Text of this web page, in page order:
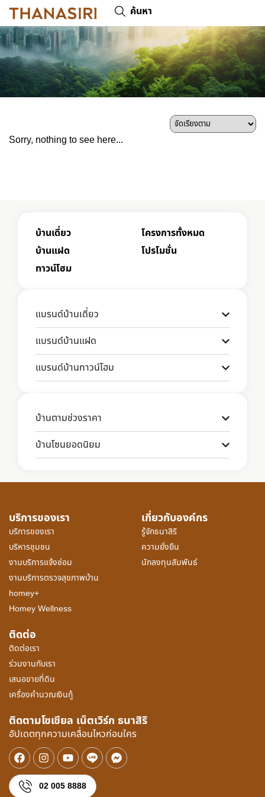
ค้นหา
Sorry, nothing to see here...
บ้านเดี่ยว
บ้านแฝด
ทาวน์โฮม
โครงการทั้งหมด
โปรโมชั่น
แบรนด์บ้านเดี่ยว
แบรนด์บ้านแฝด
แบรนด์บ้านทาวน์โฮม
บ้านตามช่วงราคา
บ้านโซนยอดนิยม
บริการของเรา
บริการของเรา
บริหารชุมชน
งานบริการแจ้งซ่อม
งานบริการตรวจสุขภาพบ้าน
homey+
Homey Wellness
เกี่ยวกับองค์กร
รู้จักธนาสิริ
ความยั่งยืน
นักลงทุนสัมพันธ์
ติดต่อ
ติดต่อเรา
ร่วมงานกับเรา
เสนอขายที่ดิน
เครื่องคำนวณเงินกู้
ติดตามโซเชียล เน็ตเวิร์ก ธนาสิริ
อัปเดตทุกความเคลื่อนไหวก่อนใคร
02 005 8888